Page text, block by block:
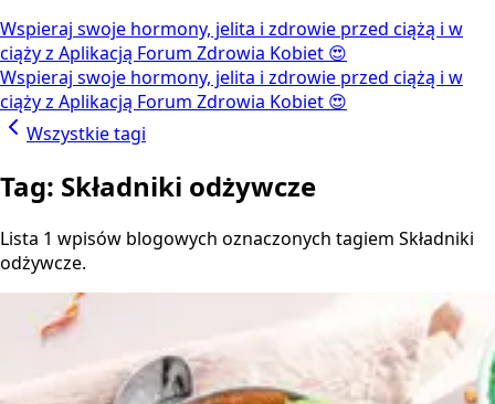
Wspieraj swoje hormony, jelita i zdrowie przed ciążą i w
ciąży z Aplikacją Forum Zdrowia Kobiet 😍
Wspieraj swoje hormony, jelita i zdrowie przed ciążą i w
ciąży z Aplikacją Forum Zdrowia Kobiet 😍
Wszystkie tagi
Tag: Składniki odżywcze
Lista 1 wpisów blogowych oznaczonych tagiem Składniki
odżywcze.